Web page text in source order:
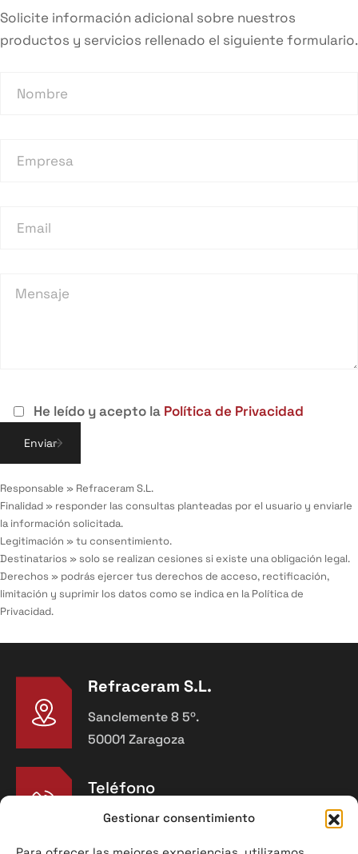
Gestionar consentimiento
Solicite información adicional sobre nuestros
productos y servicios rellenado el siguiente formulario.
He leído y acepto la Política de Privacidad
Responsable » Refraceram S.L.
Finalidad » responder las consultas planteadas por el usuario y enviarle
la información solicitada.
Legitimación » tu consentimiento.
Destinatarios » solo se realizan cesiones si existe una obligación legal.
Derechos » podrás ejercer tus derechos de acceso, rectificación,
limitación y suprimir los datos como se indica en la Política de
Privacidad.
Refraceram S.L.
Sanclemente 8 5º.
50001 Zaragoza
Teléfono
976 91 90 30